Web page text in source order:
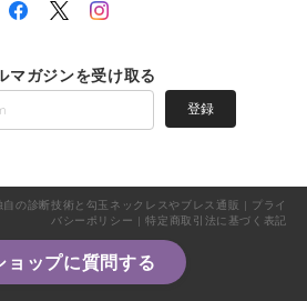
マガジンを受け取る
登録
の診断技術と勾玉ネックレスやブレス通販 | プライ
バシーポリシー |特定商取引法に基づく表記
ョップに質問する